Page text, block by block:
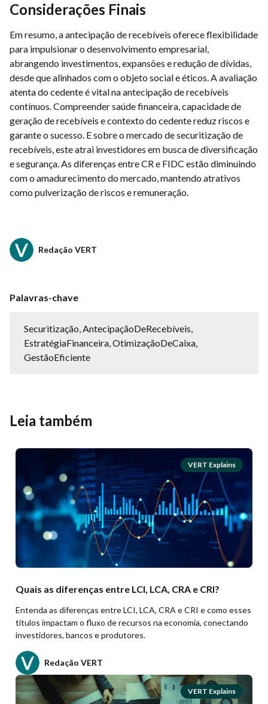
Considerações Finais
Em resumo, a antecipação de recebíveis oferece flexibilidade
para impulsionar o desenvolvimento empresarial,
abrangendo investimentos, expansões e redução de dívidas,
desde que alinhados com o objeto social e éticos. A avaliação
atenta do cedente é vital na antecipação de recebíveis
contínuos. Compreender saúde financeira, capacidade de
geração de recebíveis e contexto do cedente reduz riscos e
garante o sucesso. E sobre o mercado de securitização de
recebíveis, este atrai investidores em busca de diversificação
e segurança. As diferenças entre CR e FIDC estão diminuindo
com o amadurecimento do mercado, mantendo atrativos
como pulverização de riscos e remuneração.
Redação VERT
Palavras-chave
Securitização, AntecipaçãoDeRecebíveis,
EstratégiaFinanceira, OtimizaçãoDeCaixa,
GestãoEficiente
Leia também
VERT Explains
Quais as diferenças entre LCI, LCA, CRA e CRI?
Entenda as diferenças entre LCI, LCA, CRA e CRI e como esses
títulos impactam o fluxo de recursos na economia, conectando
investidores, bancos e produtores.
Redação VERT
VERT Explains